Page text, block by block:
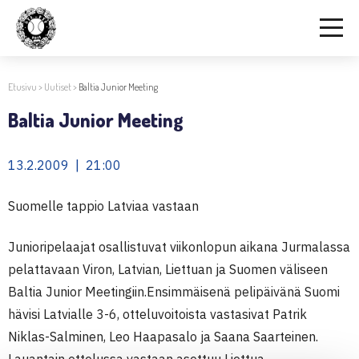
Etusivu > Uutiset> Baltia Junior Meeting
Baltia Junior Meeting
13.2.2009 | 21:00
Suomelle tappio Latviaa vastaan
Junioripelaajat osallistuvat viikonlopun aikana Jurmalassa
pelattavaan Viron, Latvian, Liettuan ja Suomen väliseen
Baltia Junior Meetingiin.Ensimmäisenä pelipäivänä Suomi
hävisi Latvialle 3-6, otteluvoitoista vastasivat Patrik
Niklas-Salminen, Leo Haapasalo ja Saana Saarteinen.